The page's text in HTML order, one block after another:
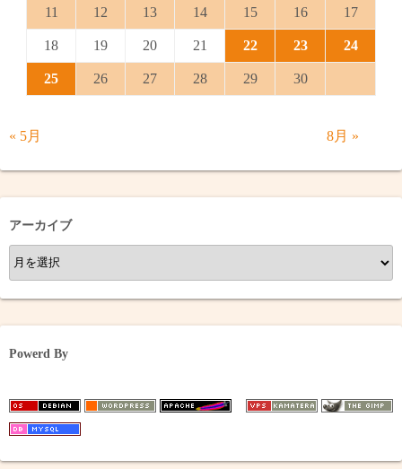
11 12 13 14 15 16 17
18 19 20 21 22 23 24
25 26 27 28 29 30
« 5月 8月 »
アーカイブ
ア
ー
カ
イ
ブ
Powerd By